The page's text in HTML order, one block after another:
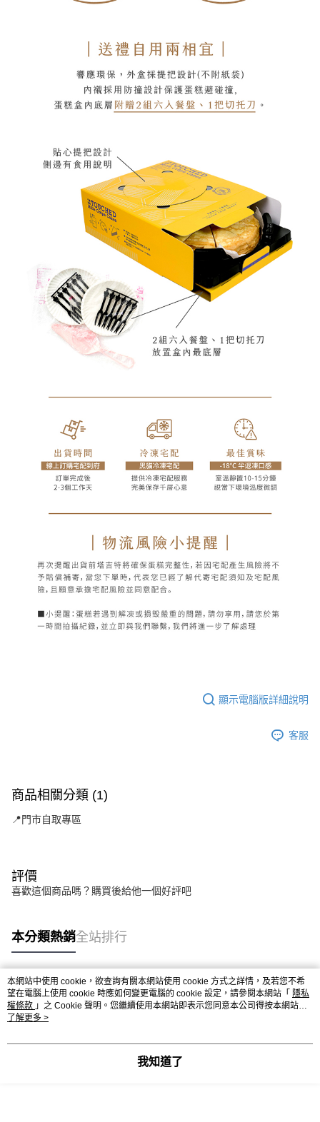
顯示電腦版詳細說明
客服
商品相關分類 (1)
📍門市自取專區
評價
喜歡這個商品嗎？購買後給他一個好評吧
本分類熱銷全站排行
熱門標籤
本網站中使用 cookie，欲查詢有關本網站使用 cookie 方式之詳情，及若您不希
望在電腦上使用 cookie 時應如何變更電腦的 cookie 設定，請參閱本網站「 隱私
權條款 」之 Cookie 聲明。您繼續使用本網站即表示您同意本公司得按本網站使
用條款之 Cookie 聲明使用 cookie。
了解更多 >
我知道了